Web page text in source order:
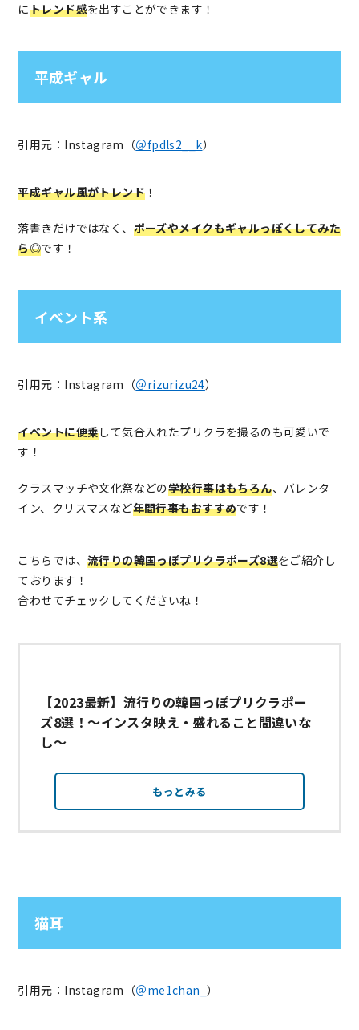
にトレンド感を出すことができます！
平成ギャル
引用元：Instagram（＠fpdls2__k）
平成ギャル風がトレンド ！
落書きだけではなく、 ポーズやメイクもギャルっぽくしてみた
ら◎です！
イベント系
引用元：Instagram（＠rizurizu24）
イベントに便乗して気合入れたプリクラを撮るのも可愛いで
す！
クラスマッチや文化祭などの学校行事はもちろん、バレンタ
イン、クリスマスなど年間行事もおすすめです！
こちらでは、 流行りの韓国っぽプリクラポーズ8選をご紹介し
ております！
合わせてチェックしてくださいね！
【2023最新】流行りの韓国っぽプリクラポー
ズ8選！～インスタ映え・盛れること間違いな
し～
もっとみる
猫耳
引用元：Instagram（＠me1chan_）